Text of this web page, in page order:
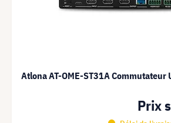
Atlona AT-OME-ST31A Commutateur
Prix